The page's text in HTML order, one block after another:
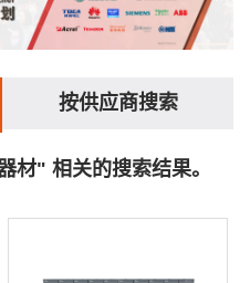
按供应商搜索
材" 相关的搜索结果。